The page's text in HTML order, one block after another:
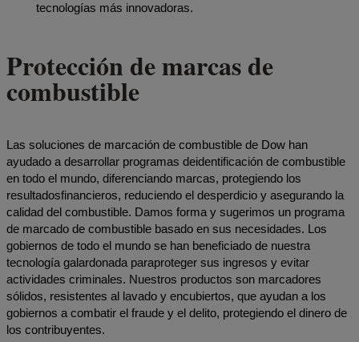
tecnologías más innovadoras.
Protección de marcas de
combustible
Las soluciones de marcación de combustible de Dow han
ayudado a desarrollar programas deidentificación de combustible
en todo el mundo, diferenciando marcas, protegiendo los
resultadosfinancieros, reduciendo el desperdicio y asegurando la
calidad del combustible. Damos forma y sugerimos un programa
de marcado de combustible basado en sus necesidades. Los
gobiernos de todo el mundo se han beneficiado de nuestra
tecnología galardonada paraproteger sus ingresos y evitar
actividades criminales. Nuestros productos son marcadores
sólidos, resistentes al lavado y encubiertos, que ayudan a los
gobiernos a combatir el fraude y el delito, protegiendo el dinero de
los contribuyentes.